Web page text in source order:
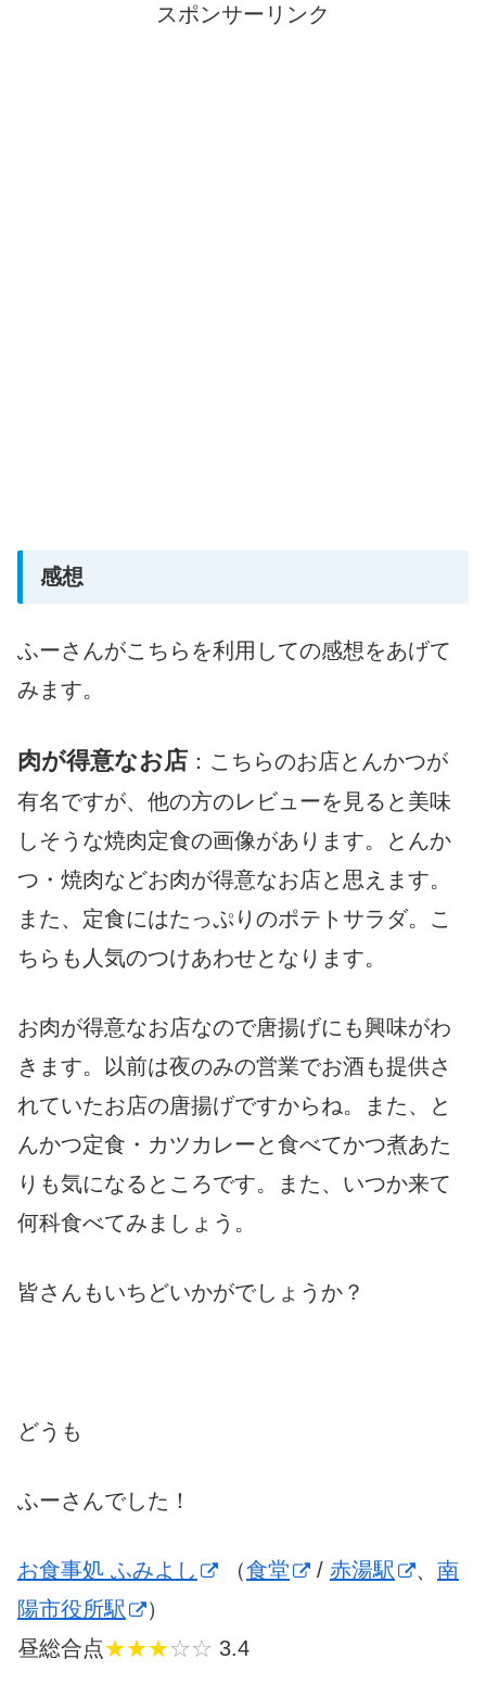
スポンサーリンク
感想
ふーさんがこちらを利用しての感想をあげて
みます。
肉が得意なお店 ：こちらのお店とんかつが
有名ですが、他の方のレビューを見ると美味
しそうな焼肉定食の画像があります。とんか
つ・焼肉などお肉が得意なお店と思えます。
また、定食にはたっぷりのポテトサラダ。こ
ちらも人気のつけあわせとなります。
お肉が得意なお店なので唐揚げにも興味がわ
きます。以前は夜のみの営業でお酒も提供さ
れていたお店の唐揚げですからね。また、と
んかつ定食・カツカレーと食べてかつ煮あた
りも気になるところです。また、いつか来て
何科食べてみましょう。
皆さんもいちどいかがでしょうか？
どうも
ふーさんでした！
お食事処 ふみよし （食堂 / 赤湯駅 、 南
陽市役所駅
）
昼総合点★★★☆☆ 3.4